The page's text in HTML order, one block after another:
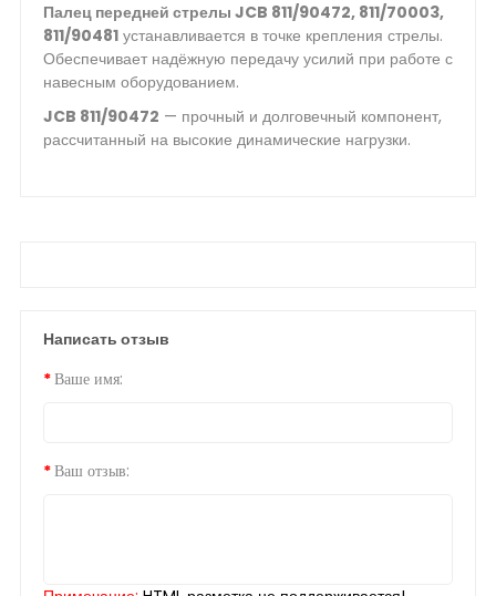
Палец передней стрелы JCB 811/90472, 811/70003,
811/90481 устанавливается в точке крепления стрелы.
Обеспечивает надёжную передачу усилий при работе с
навесным оборудованием.
JCB 811/90472 — прочный и долговечный компонент,
рассчитанный на высокие динамические нагрузки.
Написать отзыв
Ваше имя:
Ваш отзыв: